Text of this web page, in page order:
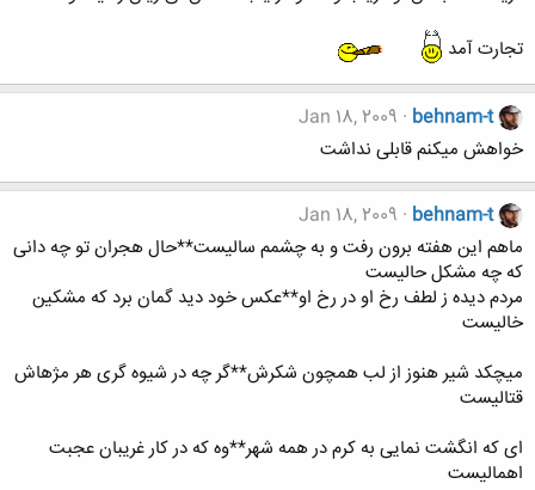
تجارت آمد
behnam-t
Jan 18, 2009
خواهش میکنم قابلی نداشت
behnam-t
Jan 18, 2009
ماهم این هفته برون رفت و به چشمم سالیست**حال هجران تو چه دانی
که چه مشکل حالیست
مردم دیده ز لطف رخ او در رخ او**عکس خود دید گمان برد که مشکین
خالیست
می​چکد شیر هنوز از لب همچون شکرش**گر چه در شیوه گری هر مژه​اش
قتالیست
ای که انگشت نمایی به کرم در همه شهر**وه که در کار غریبان عجبت
اهمالیست